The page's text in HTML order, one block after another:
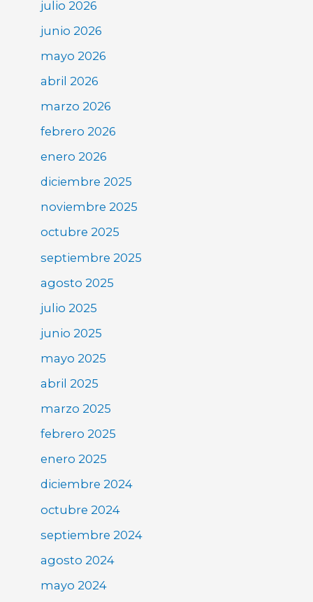
julio 2026
junio 2026
mayo 2026
abril 2026
marzo 2026
febrero 2026
enero 2026
diciembre 2025
noviembre 2025
octubre 2025
septiembre 2025
agosto 2025
julio 2025
junio 2025
mayo 2025
abril 2025
marzo 2025
febrero 2025
enero 2025
diciembre 2024
octubre 2024
septiembre 2024
agosto 2024
mayo 2024